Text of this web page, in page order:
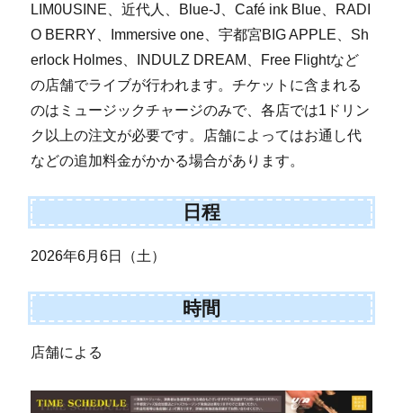
LIM0USINE、近代人、Blue-J、Café ink Blue、RADI
O BERRY、Immersive one、宇都宮BIG APPLE、Sh
erlock Holmes、INDULZ DREAM、Free Flightなど
の店舗でライブが行われます。チケットに含まれる
のはミュージックチャージのみで、各店では1ドリン
ク以上の注文が必要です。店舗によってはお通し代
などの追加料金がかかる場合があります。
日程
2026年6月6日（土）
時間
店舗による